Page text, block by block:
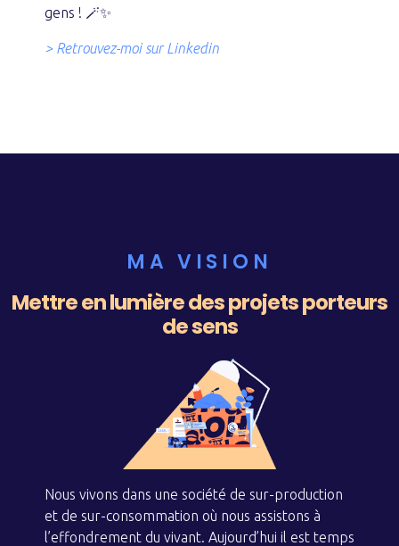
gens ! 🪄✨
> Retrouvez-moi sur Linkedin
MA VISION
Mettre en lumière des projets porteurs
de sens
Nous vivons dans une société de sur-production
et de sur-consommation où nous assistons à
l’effondrement du vivant. Aujourd’hui il est temps